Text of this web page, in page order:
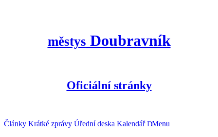
městys Doubravník
Oficiální stránky
Články Krátké zprávy Úřední deska Kalendář Menu